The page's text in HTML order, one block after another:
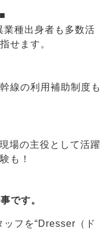
業種出身者も多数活
せます。
線の利用補助制度も
場の主役として活躍
も！
です。
フを“Dresser（ド